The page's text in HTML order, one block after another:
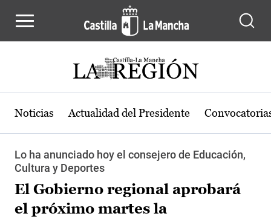
Noticias Actualidad del Presidente
Lo ha anunciado hoy el consejero de Educación,
Cultura y Deportes
El Gobierno regional aprobará
el próximo martes la